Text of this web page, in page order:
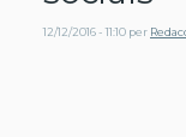
12/12/2016 - 11:10 per